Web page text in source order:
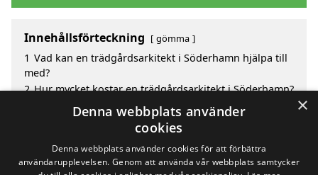
Innehållsförteckning gömma
1 Vad kan en trädgårdsarkitekt i Söderhamn hjälpa till
med?
2 Hur mycket kostar en trädgårdsarkitekt i Söderhamn?
Fördelar med att välja trädgårdsarkitekt i Söderhamn
Sök efter en skicklig trädgårdsarkitekt i de
omgivande städerna Söderhamn
×
Denna webbplats använder
cookies
Denna webbplats använder cookies för att förbättra
användarupplevelsen. Genom att använda vår webbplats samtycker